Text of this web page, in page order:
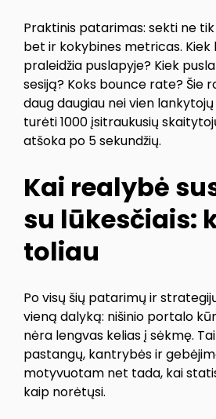
Praktinis patarimas: sekti ne
bet ir kokybines metricas. Kiek
praleidžia puslapyje? Kiek
sesiją? Koks bounce rate? Šie
daug daugiau nei vien
turėti 1000 įsitraukusių
atšoka po 5 sekundžių.
Kai realybė
su lūkesčiais:
toliau
Po visų šių patarimų ir
vieną dalyką: nišinio portalo
nėra lengvas kelias į sėkmę.
pastangų, kantrybės ir
motyvuotam net tada, kai
kaip norėtųsi.